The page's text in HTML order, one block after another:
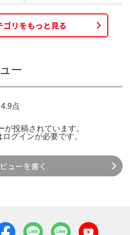
ゴリをもっと見る
ー
4.9点
投稿されています。
ログインが必要です。
ューを書く